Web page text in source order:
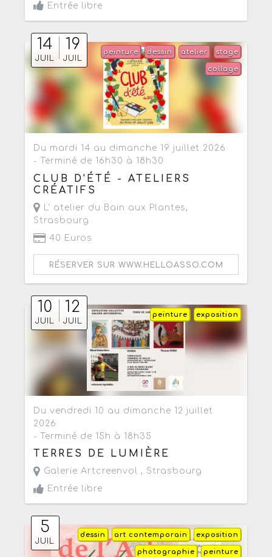
Entrée libre
14
JUIL
19
JUIL
stage
atelier
dessin
peinture
collage
Du mardi 14 au dimanche 19 juillet 2026
- Terminé de 16h30 à 18h30
CLUB D'ÉTÉ - ATELIERS
CRÉATIFS
L' atelier du Bain aux Plantes,
Strasbourg
40 Euros
RÉSERVER SUR WWW.HELLOASSO.COM
10
JUIL
12
JUIL
exposition
peinture
Du vendredi 10 au dimanche 12 juillet
2026
- Terminé de 15h à 18h35
TERRES DE LUMIÈRE
Galerie Artcreenvol , Strasbourg
Entrée libre
5
JUIL
exposition
art contemporain
dessin
peinture
photographie